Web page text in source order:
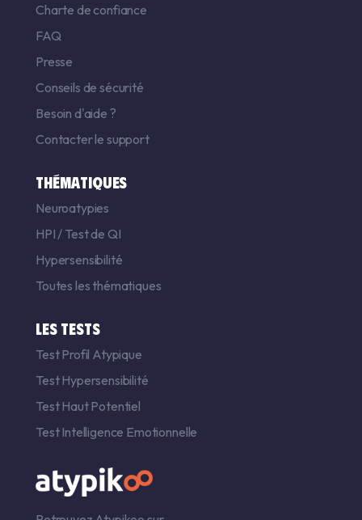
Charte de confiance
FAQ
Presse
Conseils de sécurité
Besoin d'aide ?
Contacter le support
THÉMATIQUES
Neuroatypies
HPI / Test de QI
Hypersensibilité
Toutes les thématiques
LES TESTS
Test Profil Atypique
Test Hypersensibilité
Test Haut Potentiel
Test Intelligence Emotionnelle